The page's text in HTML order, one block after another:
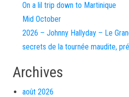
On a lil trip down to Martinique
Mid October
2026 – Johnny Hallyday – Le
secrets de la tournée maudite,
Archives
août 2026